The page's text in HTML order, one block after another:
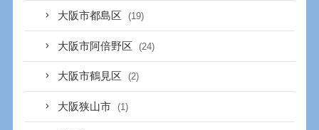
大阪市都島区 (19)
大阪市阿倍野区 (24)
大阪市鶴見区 (2)
大阪狭山市 (1)